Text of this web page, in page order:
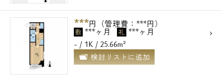
***円（管理費：***円）
敷 ***ヶ月 礼 ***ヶ月
- / 1K / 25.66m²
検討リストに追加